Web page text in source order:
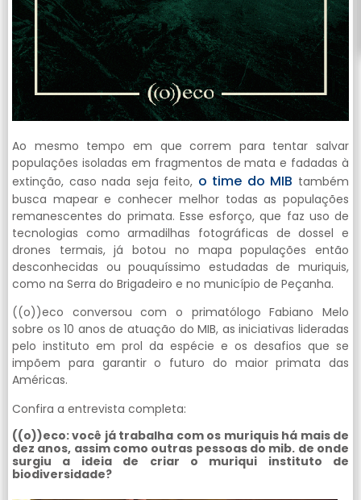
Ao mesmo tempo em que correm para tentar salvar
populações isoladas em fragmentos de mata e fadadas à
extinção, caso nada seja feito, o time do MIB também
busca mapear e conhecer melhor todas as populações
remanescentes do primata. Esse esforço, que faz uso de
tecnologias como armadilhas fotográficas de dossel e
drones termais, já botou no mapa populações então
desconhecidas ou pouquíssimo estudadas de muriquis,
como na Serra do Brigadeiro e no município de Peçanha.
((o))eco conversou com o primatólogo Fabiano Melo
sobre os 10 anos de atuação do MIB, as iniciativas lideradas
pelo instituto em prol da espécie e os desafios que se
impõem para garantir o futuro do maior primata das
Américas.
Confira a entrevista completa:
((o))eco: você já trabalha com os muriquis há mais de
dez anos, assim como outras pessoas do mib. de onde
surgiu a ideia de criar o muriqui instituto de
biodiversidade?